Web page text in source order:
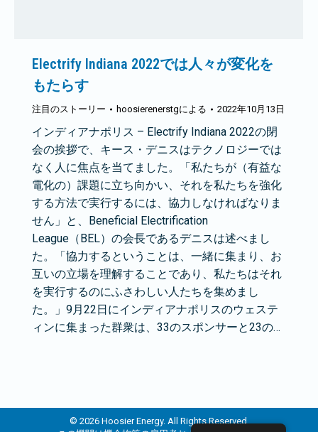
Electrify Indiana 2022では人々が変化を
もたらす
注目のストーリー hoosierenerstgによる 2022年10月13日
インディアナポリス – Electrify Indiana 2022の閉
会の挨拶で、キース・デニスはテクノロジーでは
なく人に焦点を当てました。「私たちが（有益な
電化の）課題に立ち向かい、それを私たちを強化
する方法で実行するには、協力しなければなりま
せん」と、Beneficial Electrification
League（BEL）の会長であるデニスは述べまし
た。「協力するということは、一緒に集まり、お
互いの立場を理解することであり、私たちはそれ
を実行するのにふさわしい人たちを集めまし
た。」9月22日にインディアナポリスのウェステ
ィンに集まった群衆は、33のスポンサーと23の…
© 2026 Hoosier Energy. All Rights Reserved.